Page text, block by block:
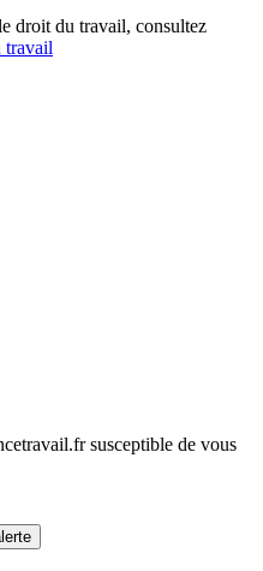
droit du travail, consultez
travail
susceptible de vous